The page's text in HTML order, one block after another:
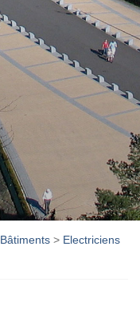
Bâtiments > Electriciens